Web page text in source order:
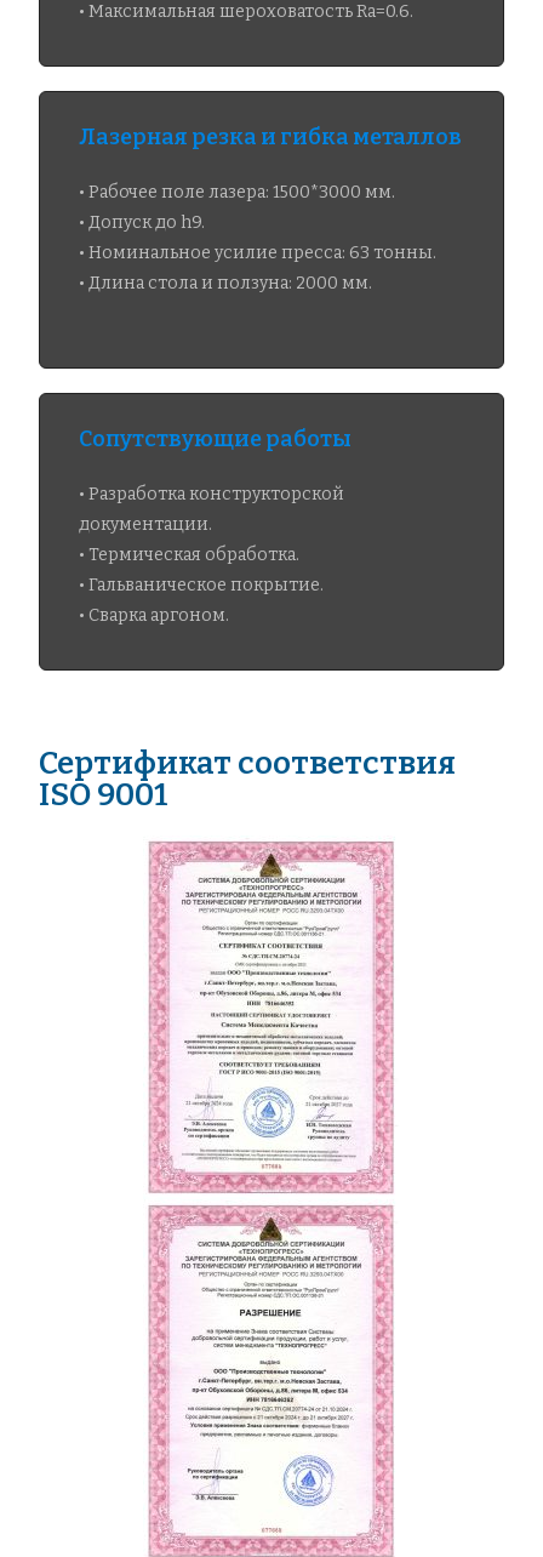
• Максимальная шероховатость Ra=0.6.
Лазерная резка и гибка металлов​
• Рабочее поле лазера: 1500*3000 мм.
• Допуск до h9.
• Номинальное усилие пресса: 63 тонны.
• Длина стола и ползуна: 2000 мм.
Сопутствующие работы​
• Разработка конструкторской
документации.
• Термическая обработка.
• Гальваническое покрытие.
• Сварка аргоном.
Сертификат соответствия
ISO 9001